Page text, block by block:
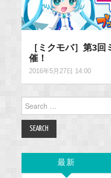
［ミクモバ］第3
催！
2016年5月27日 14:00
for:
最新